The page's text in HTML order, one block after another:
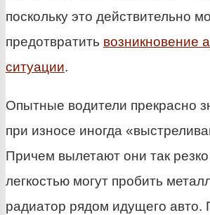
поскольку это действительно
предотвратить возникновение
ситуации.
Опытные водители прекрасно
при износе иногда
Причем вылетают они так
легкостью могут пробить
радиатор рядом идущего авто.